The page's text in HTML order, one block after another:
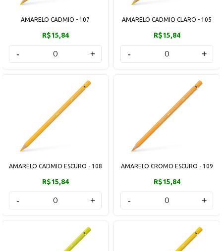
AMARELO CADMIO - 107
R$15,84
- +
AMARELO CADMIO CLARO - 105
R$15,84
- +
AMARELO CADMIO ESCURO - 108
R$15,84
- +
AMARELO CROMO ESCURO - 109
R$15,84
- +